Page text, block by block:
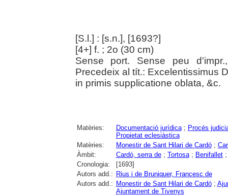
[S.l.] : [s.n.], [1693?]
[4+] f. ; 2o (30 cm)
Sense port. Sense peu
Precedeix al tít.: Excelentissimus
in primis supplicatione oblata, &c.
Matèries: Documentació jurídica; Procés
Propietat eclesiàstica
Matèries:
Monestir de Sant Hilari de Cardó;
Àmbit:
Cardó, serra de; Tortosa; Benifallet
Cronologia:
[1693]
Autors add.: Rius i de Bruniquer, Francesc de
Autors add.: Monestir de Sant Hilari de Cardó;
Ajuntament de Tivenys